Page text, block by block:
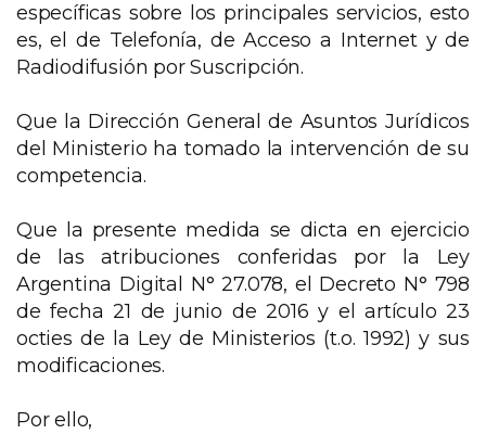
específicas sobre los principales servicios, esto
es, el de Telefonía, de Acceso a Internet y de
Radiodifusión por Suscripción.
Que la Dirección General de Asuntos Jurídicos
del Ministerio ha tomado la intervención de su
competencia.
Que la presente medida se dicta en ejercicio
de las atribuciones conferidas por la Ley
Argentina Digital N° 27.078, el Decreto N° 798
de fecha 21 de junio de 2016 y el artículo 23
octies de la Ley de Ministerios (t.o. 1992) y sus
modificaciones.
Por ello,